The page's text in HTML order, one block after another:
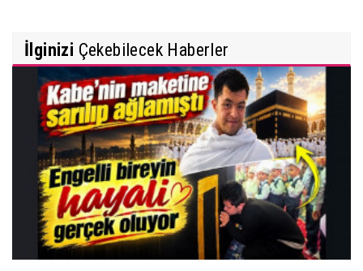
İlginizi Çekebilecek Haberler